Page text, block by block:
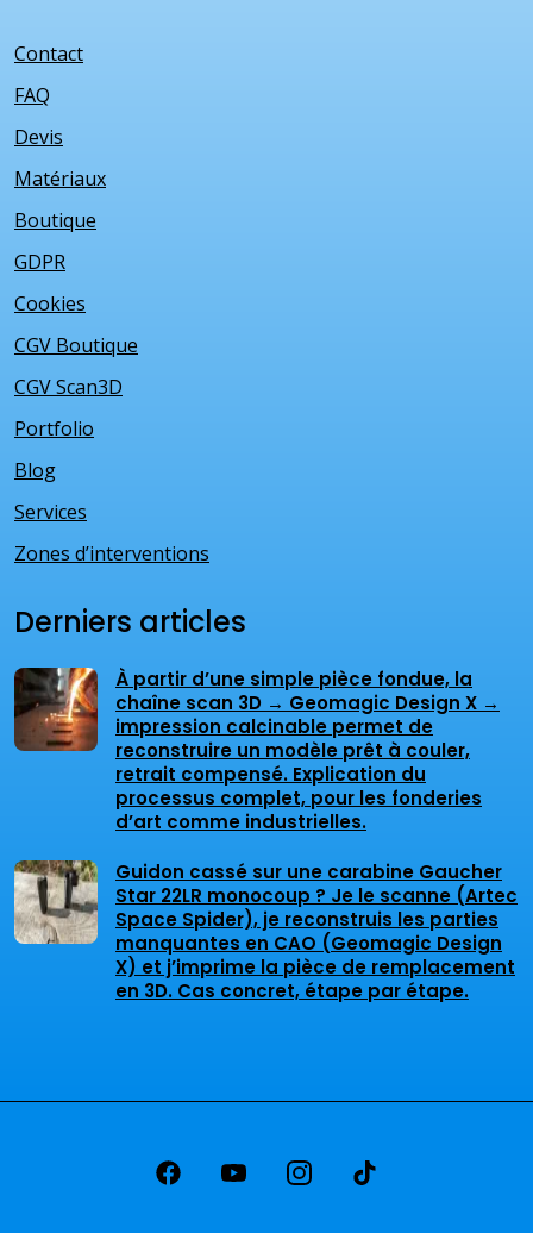
Contact
FAQ
Devis
Matériaux
Boutique
GDPR
Cookies
CGV Boutique
CGV Scan3D
Portfolio
Blog
Services
Zones d’interventions
Derniers articles
À partir d’une simple pièce fondue, la
chaîne scan 3D → Geomagic Design X →
impression calcinable permet de
reconstruire un modèle prêt à couler,
retrait compensé. Explication du
processus complet, pour les fonderies
d’art comme industrielles.
Guidon cassé sur une carabine Gaucher
Star 22LR monocoup ? Je le scanne (Artec
Space Spider), je reconstruis les parties
manquantes en CAO (Geomagic Design
X) et j’imprime la pièce de remplacement
en 3D. Cas concret, étape par étape.